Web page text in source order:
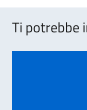
Ti potrebbe